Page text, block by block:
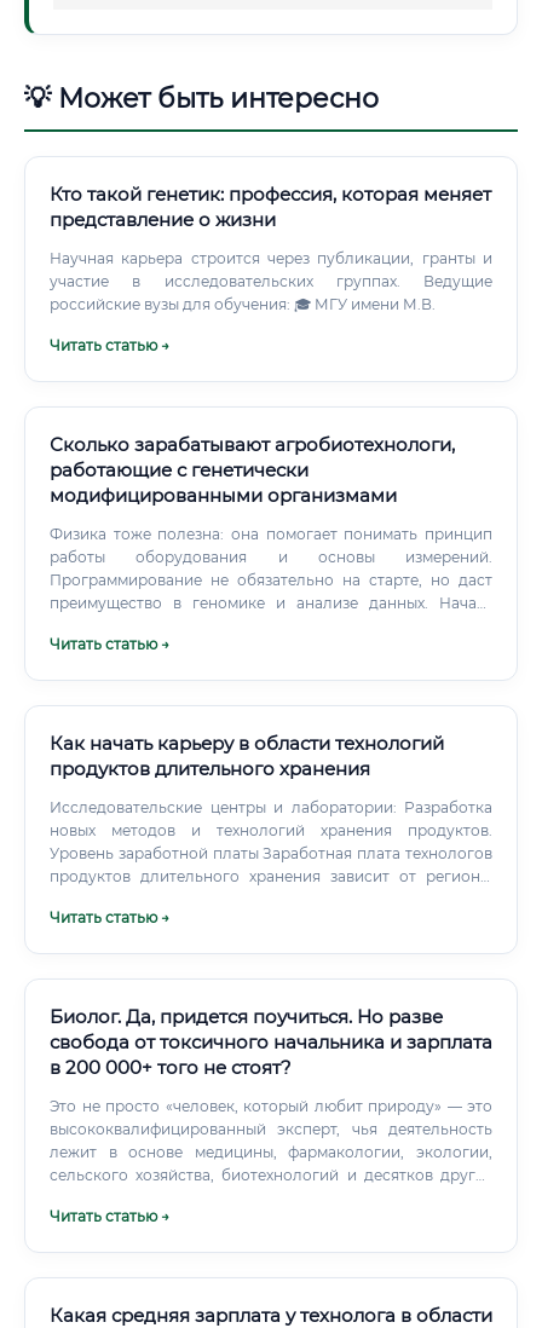
💡 Может быть интересно
Кто такой генетик: профессия, которая меняет
представление о жизни
Научная карьера строится через публикации, гранты и
участие в исследовательских группах. Ведущие
российские вузы для обучения: 🎓 МГУ имени М.В.
Читать статью →
Сколько зарабатывают агробиотехнологи,
работающие с генетически
модифицированными организмами
Физика тоже полезна: она помогает понимать принцип
работы оборудования и основы измерений.
Программирование не обязательно на старте, но даст
преимущество в геномике и анализе данных. Начать
популярные материалы по генетике и растениеводству; ✅
таблицами; ✅ искать экскурсии и практики в
лабораториях; ✅ знакомиться с вакансиями и
Читать статью →
Как начать карьеру в области технологий
продуктов длительного хранения
Исследовательские центры и лаборатории: Разработка
новых методов и технологий хранения продуктов.
Уровень заработной платы Заработная плата технологов
продуктов длительного хранения зависит от региона,
Читать статью →
Биолог. Да, придется поучиться. Но разве
свобода от токсичного начальника и зарплата
в 200 000+ того не стоят?
Это не просто «человек, который любит природу» — это
высококвалифицированный эксперт, чья деятельность
лежит в основе медицины, фармакологии, экологии,
сельского хозяйства, биотехнологий и десятков других
направлений: молекулярная биология, генетика,
специализацию, свои задачи и свой рынок труда.
Читать статью →
Какая средняя зарплата у технолога в области